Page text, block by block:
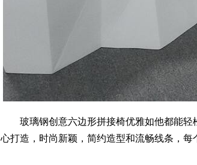
玻璃钢创意六边形拼接椅优雅如他都能轻
心打造，时尚新颖，简约造型和流畅线条，每